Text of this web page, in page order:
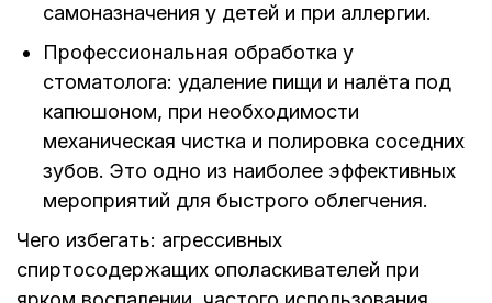
самоназначения у детей и при аллергии.
Профессиональная обработка у
стоматолога: удаление пищи и налёта под
капюшоном, при необходимости
механическая чистка и полировка соседних
зубов. Это одно из наиболее эффективных
мероприятий для быстрого облегчения.
Чего избегать: агрессивных
спиртосодержащих ополаскивателей при